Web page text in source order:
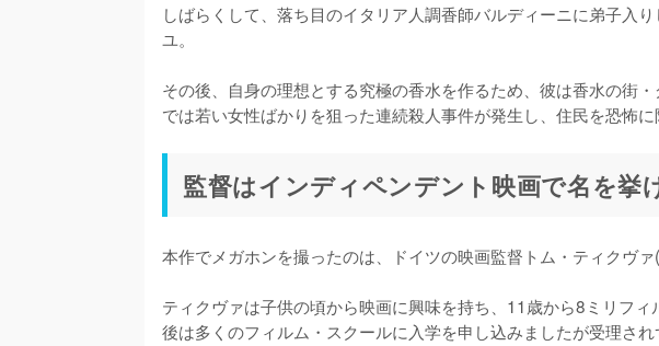
しばらくして、落ち目のイタリア人調香師バルディーニに弟子入
ユ。
その後、自身の理想とする究極の香水を作るため、彼は香水の街
では若い女性ばかりを狙った連続殺人事件が発生し、住民を恐怖に
監督はインディペンデント映画で名を挙
本作でメガホンを撮ったのは、ドイツの映画監督トム・ティクヴァ(
ティクヴァは子供の頃から映画に興味を持ち、11歳から8ミリフ
後は多くのフィルム・スクールに入学を申し込みましたが受理さ